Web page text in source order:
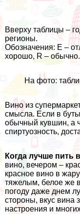
Вверху таблицы –
регионы.
Обозначения: E –
хорошо, R – обычно.
На фото:
Вино из
смысла. Если в
обычный кувшин, а
спиртуозность,
Когда лучше пить
вино, вечером –
красное вино в
тяжелым, белое же
погоду даже днем
стороны, вкус вина
настроения и